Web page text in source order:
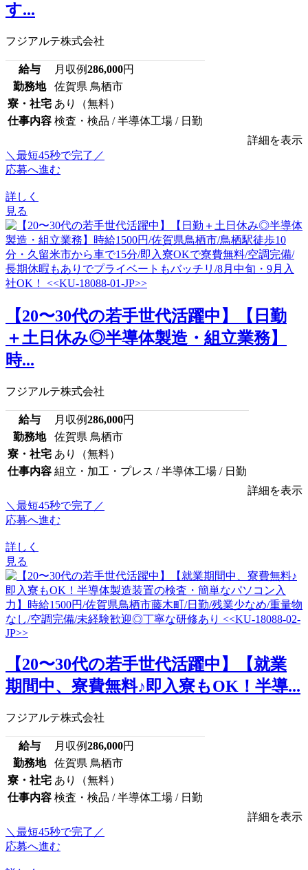
す...
フジアルテ株式会社
給与 月収例286,000円
勤務地
佐賀県 鳥栖市
寮・社宅 あり（無料）
仕事内容 検査・検品 / 半導体工場 / 日勤
詳細を表示
＼最短45秒で完了／
応募へ進む
詳しく
見る
【20〜30代の若手世代活躍中】【日勤
＋土日休み◎半導体製造・組立業務】
時...
フジアルテ株式会社
給与 月収例286,000円
勤務地
佐賀県 鳥栖市
寮・社宅 あり（無料）
仕事内容 組立・加工・プレス / 半導体工場 / 日勤
詳細を表示
＼最短45秒で完了／
応募へ進む
詳しく
見る
【20〜30代の若手世代活躍中】【就業
期間中、寮費無料♪即入寮もOK！半導...
フジアルテ株式会社
給与 月収例286,000円
勤務地
佐賀県 鳥栖市
寮・社宅 あり（無料）
仕事内容 検査・検品 / 半導体工場 / 日勤
詳細を表示
＼最短45秒で完了／
応募へ進む